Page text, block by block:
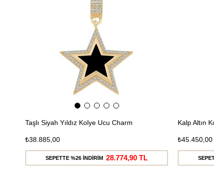
Taşlı Siyah Yıldız Kolye Ucu Charm
₺38.885,00
SEPETTE %26 İNDİRİM 28.774,90 TL
Kalp Altın
₺45.450,00